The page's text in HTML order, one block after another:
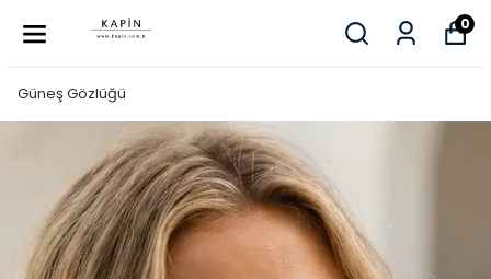
0
Güneş Gözlüğü